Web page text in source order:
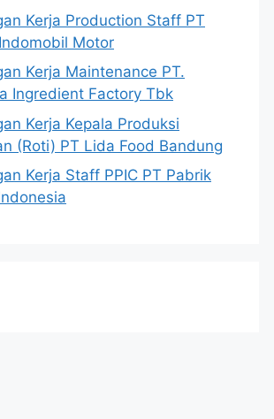
Kerja Production Staff PT
Motor
Kerja Maintenance PT.
Ingredient Factory Tbk
Kerja Kepala Produksi
(Roti) PT Lida Food Bandung
Kerja Staff PPIC PT Pabrik